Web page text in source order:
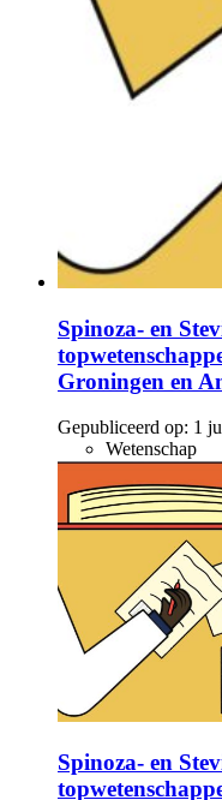
Spinoza- en
Groningen en
Gepubliceerd op: 1
Wetenschap
Spinoza- en